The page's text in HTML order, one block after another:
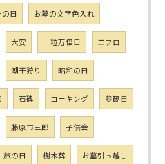
日 お墓の文字色入れ
大安 一粒万倍日 エフロ
潮干狩り 昭和の日
石碑 コーキング 参観日
藤原市三郎 子供会
旅の日 樹木葬 お墓引っ越し